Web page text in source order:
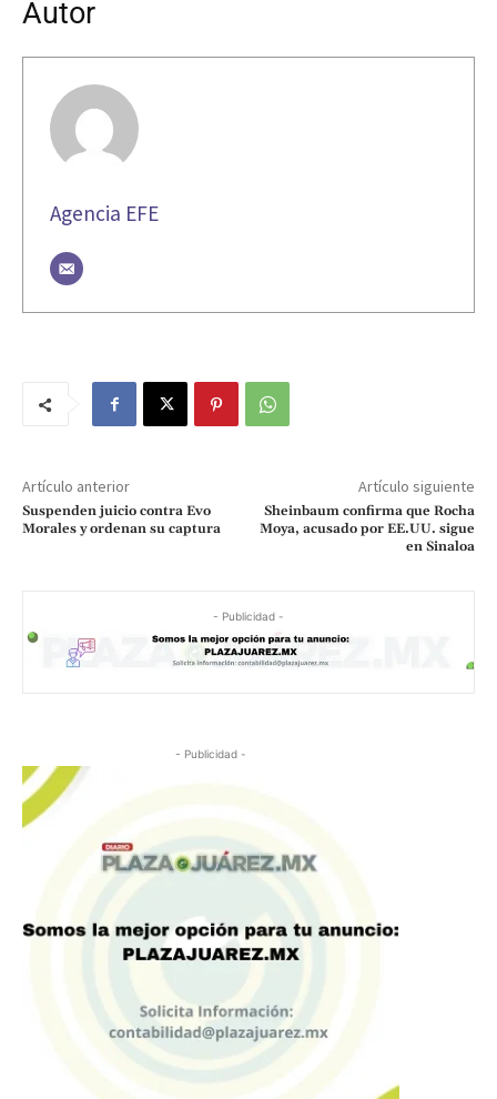
Autor
Agencia EFE
Artículo anterior
Suspenden juicio contra Evo
Morales y ordenan su captura
Artículo siguiente
Sheinbaum confirma que Rocha
Moya, acusado por EE.UU. sigue
en Sinaloa
- Publicidad -
- Publicidad -